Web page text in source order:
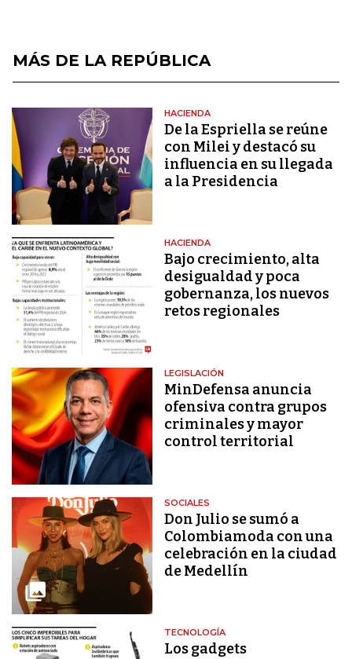
MÁS DE LA REPÚBLICA
HACIENDA
De la Espriella se reúne
con Milei y destacó su
influencia en su llegada
a la Presidencia
HACIENDA
Bajo crecimiento, alta
desigualdad y poca
gobernanza, los nuevos
retos regionales
LEGISLACIÓN
MinDefensa anuncia
ofensiva contra grupos
criminales y mayor
control territorial
SOCIALES
Don Julio se sumó a
Colombiamoda con una
celebración en la ciudad
de Medellín
TECNOLOGÍA
Los gadgets